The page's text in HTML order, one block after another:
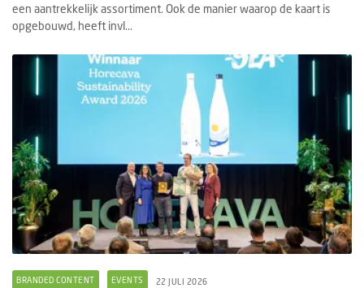
een aantrekkelijk assortiment. Ook de manier waarop de kaart is
opgebouwd, heeft invl...
BRANDED CONTENT EVENTS 22 JULI 2026